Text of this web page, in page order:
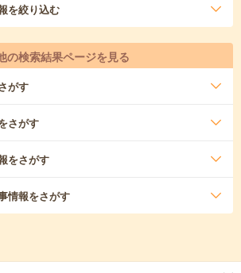
を絞り込む
の検索結果ページを見る
がす
さがす
をさがす
情報をさがす